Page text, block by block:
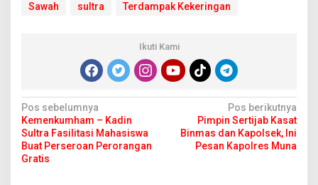
Sawah
sultra Terdampak Kekeringan
Ikuti Kami
N
a
v
i
Pos sebelumnya
Kemenkumham – Kadin
Sultra Fasilitasi Mahasiswa
Buat Perseroan Perorangan
Gratis
Pos berikutnya
Pimpin Sertijab Kasat
Binmas dan Kapolsek, Ini
Pesan Kapolres Muna